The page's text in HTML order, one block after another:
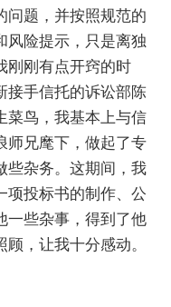
问题，并按照规范的
风险提示，只是离独
刚刚有点开窍的时
接手信托的诉讼部陈
菜鸟，我基本上与信
师兄麾下，做起了专
些杂务。这期间，我
项投标书的制作、公
一些杂事，得到了他
，让我十分感动。